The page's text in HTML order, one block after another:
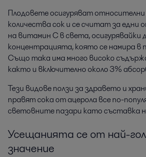
Плодовете осигуряват относителни
количества сок и се считат за
на витамин С в света, осигурявайки
концентрацията, която се намира в
Също така има много високо
както и включително около 3%
Тези видове ползи за здравето и
правят сока от ацерола все по-
световните пазари като съставка
Усещанията се от най-
значение